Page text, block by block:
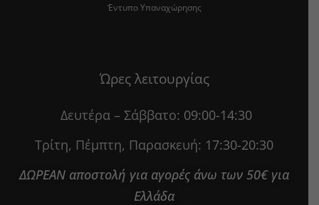
Έντυπο Υπαναχώρησης
Ώρες λειτουργίας
Δευτέρα – Σάββατο: 09:00-14:30
Τρίτη, Πέμπτη, Παρασκευή: 17:30-20:30
ΔΩΡΕΑΝ αποστολή για αγορές άνω των 50€ για
Ελλάδα